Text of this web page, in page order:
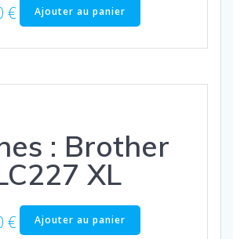
€ Ajouter au panier
: Brother
XL
€ Ajouter au panier